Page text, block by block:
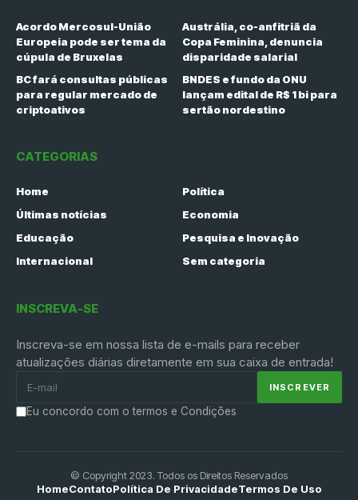
Acordo Mercosul-União
Europeia pode ser tema da
cúpula de Bruxelas
Austrália, co-anfitriã da
Copa Feminina, denuncia
disparidade salarial
BC fará consultas públicas
para regular mercado de
criptoativos
BNDES e fundo da ONU
lançam edital de R$ 1 bi para
sertão nordestino
CATEGORIAS
Home
Política
Últimas notícias
Economia
Educação
Pesquisa e Inovação
Internacional
Sem categoria
INSCREVA-SE
Inscreva-se em nossa lista de e-mails para receber
atualizações diárias diretamente em sua caixa de entrada!
Eu concordo com o termos e Condições
© Copyright 2023. Todos os Direitos Reservados
HomeContatoPolítica De PrivacidadeTermos De Uso